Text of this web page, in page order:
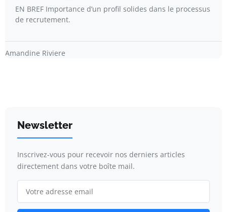
EN BREF Importance d’un profil solides dans le processus
de recrutement.
Amandine Riviere
Newsletter
Inscrivez-vous pour recevoir nos derniers articles
directement dans votre boîte mail.